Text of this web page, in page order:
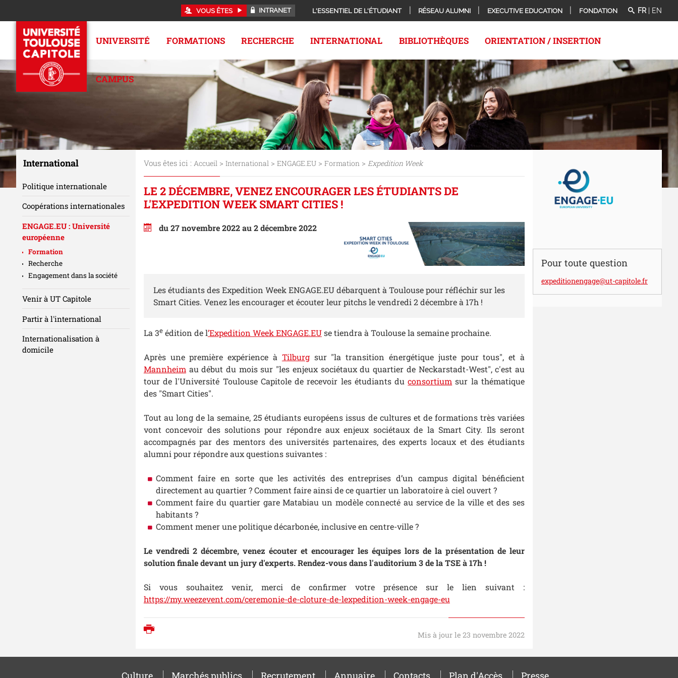
VOUS ÊTES INTRANET L'ESSENTIEL DE L'ÉTUDIANT RÉSEAU ALUMNI EXECUTIVE EDUCATION FONDATION FR EN
UNIVERSITÉ FORMATIONS RECHERCHE INTERNATIONAL BIBLIOTHÈQUES ORIENTATION / INSERTION
CAMPUS
Vous êtes ici : Accueil> International> ENGAGE.EU> Formation> Expedition Week
LE 2 DÉCEMBRE, VENEZ ENCOURAGER LES ÉTUDIANTS DE
L'EXPEDITION WEEK SMART CITIES !
du 27 novembre 2022 au 2 décembre 2022
Les étudiants des Expedition Week ENGAGE.EU débarquent à Toulouse pour réfléchir sur les
Smart Cities. Venez les encourager et écouter leur pitchs le vendredi 2 décembre à 17h !
La 3eédition de l’Expedition Week ENGAGE.EUse tiendra à Toulouse la semaine prochaine.
Après une première expérience à Tilburgsur "la transition énergétique juste pour tous", et à
Mannheim au début du mois sur "les enjeux sociétaux du quartier de Neckarstadt-West", c'est au
tour de l'Université Toulouse Capitole de recevoir les étudiants duconsortium sur la thématique
des "Smart Cities".
Tout au long de la semaine, 25 étudiants européens issus de cultures et de formations très variées
vont concevoir des solutions pour répondre aux enjeux sociétaux de la Smart City. Ils seront
accompagnés par des mentors des universités partenaires, des experts locaux et des étudiants
alumni pour répondre aux questions suivantes :
Comment faire en sorte que les activités des entreprises d’un campus digital bénéficient
directement au quartier ? Comment faire ainsi de ce quartier un laboratoire à ciel ouvert ?
Comment faire du quartier gare Matabiau un modèle connecté au service de la ville et des ses
habitants ?
Comment mener une politique décarbonée, inclusive en centre-ville ?
Le vendredi 2 décembre, venez écouter et encourager les équipes lors de la présentation de leur
solution finale devant un jury d'experts. Rendez-vous dans l'auditorium 3 de la TSE à 17h !
Si vous souhaitez venir, merci de confirmer votre présence sur le lien suivant :
https://my.weezevent.com/ceremonie-de-cloture-de-lexpedition-week-engage-eu
Mis à jour le 23 novembre 2022
Pour toute question
expeditionengage@ut-capitole.fr
International
Politique internationale
Coopérations internationales
ENGAGE.EU : Université
européenne
Formation
Recherche
Engagement dans la société
Venir à UT Capitole
Partir à l'international
Internationalisation à
domicile